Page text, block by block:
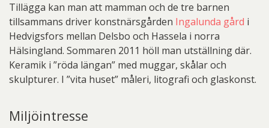
Tillägga kan man att mamman och de tre barnen
tillsammans driver konstnärsgården Ingalunda gård i
Hedvigsfors mellan Delsbo och Hassela i norra
Hälsingland. Sommaren 2011 höll man utställning där.
Keramik i ”röda längan” med muggar, skålar och
skulpturer. I ”vita huset” måleri, litografi och glaskonst.
Miljöintresse